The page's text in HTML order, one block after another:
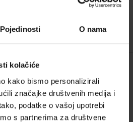
Pojedinosti O nama
kolačiće
kako bismo personalizirali
značajke društvenih medija i
podatke o vašoj upotrebi
s partnerima za društvene
1